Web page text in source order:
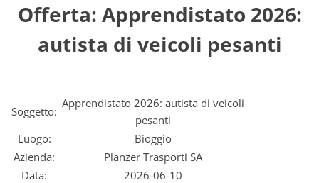
Offerta: Apprendistato 2026:
autista di veicoli pesanti
Soggetto:
Apprendistato 2026: autista di veicoli
pesanti
Luogo:
Bioggio
Azienda:
Planzer Trasporti SA
Data:
2026-06-10